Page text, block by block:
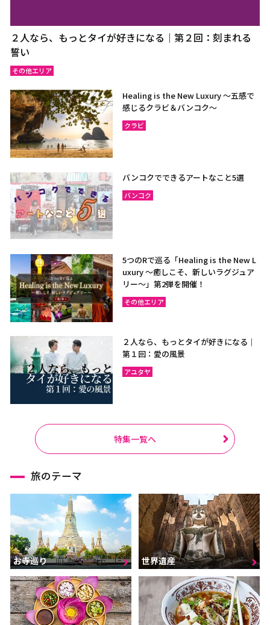
２人なら、もっとタイが好きになる｜第２回：刻まれる
誓い
その他エリア
Healing is the New Luxury ～五感で
感じるクラビ＆バンコク～
クラビ
バンコクでできるアートなこと5選
バンコク
5つのRで巡る「Healing is the New L
uxury ～癒しこそ、新しいラグジュア
リー〜」第2弾を開催！
その他エリア
２人なら、もっとタイが好きになる｜
第１回：愛の風景
アユタヤ
特集一覧へ
旅のテーマ
お寺巡り 世界遺産